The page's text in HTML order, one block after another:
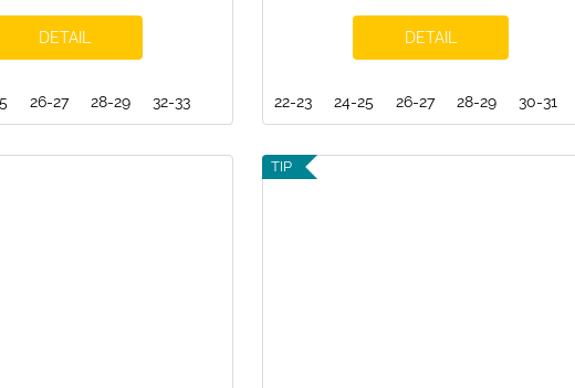
DETAIL
26-27 28-29 32-33
DETAIL
22-23 24-25 26-27 28-29 30-31
TIP